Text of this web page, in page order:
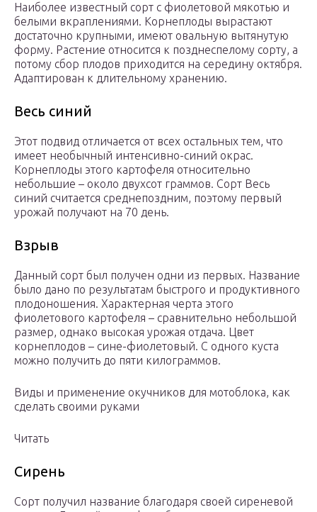
Наиболее известный сорт с фиолетовой мякотью и
белыми вкраплениями. Корнеплоды вырастают
достаточно крупными, имеют овальную вытянутую
форму. Растение относится к позднеспелому сорту, а
потому сбор плодов приходится на середину октября.
Адаптирован к длительному хранению.
Весь синий
Этот подвид отличается от всех остальных тем, что
имеет необычный интенсивно-синий окрас.
Корнеплоды этого картофеля относительно
небольшие – около двухсот граммов. Сорт Весь
синий считается среднепоздним, поэтому первый
урожай получают на 70 день.
Взрыв
Данный сорт был получен одни из первых. Название
было дано по результатам быстрого и продуктивного
плодоношения. Характерная черта этого
фиолетового картофеля – сравнительно небольшой
размер, однако высокая урожая отдача. Цвет
корнеплодов – сине-фиолетовый. С одного куста
можно получить до пяти килограммов.
Виды и применение окучников для мотоблока, как
сделать своими руками
Читать
Сирень
Сорт получил название благодаря своей сиреневой